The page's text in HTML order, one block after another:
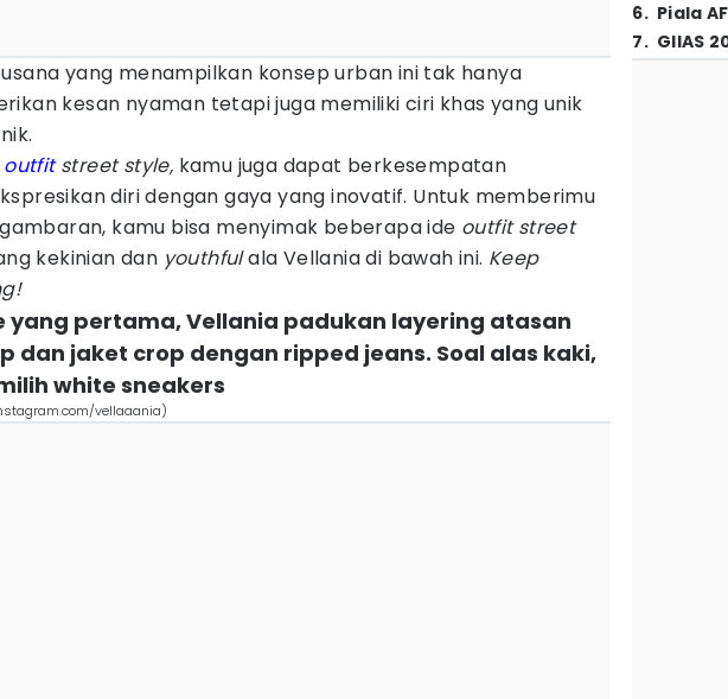
yang menampilkan konsep urban ini tak hanya
kesan nyaman tetapi juga memiliki ciri khas yang unik
outfitstreet style, kamu juga dapat berkesempatan
diri dengan gaya yang inovatif. Untuk memberimu
kamu bisa menyimak beberapa ide outfit street
kekinian dan youthfulala Vellania di bawah ini. Keep
yang pertama, Vellania padukan layering atasan
dan jaket crop dengan ripped jeans. Soal alas kaki,
white sneakers
vellaaania)
6. Piala
7. GIIAS